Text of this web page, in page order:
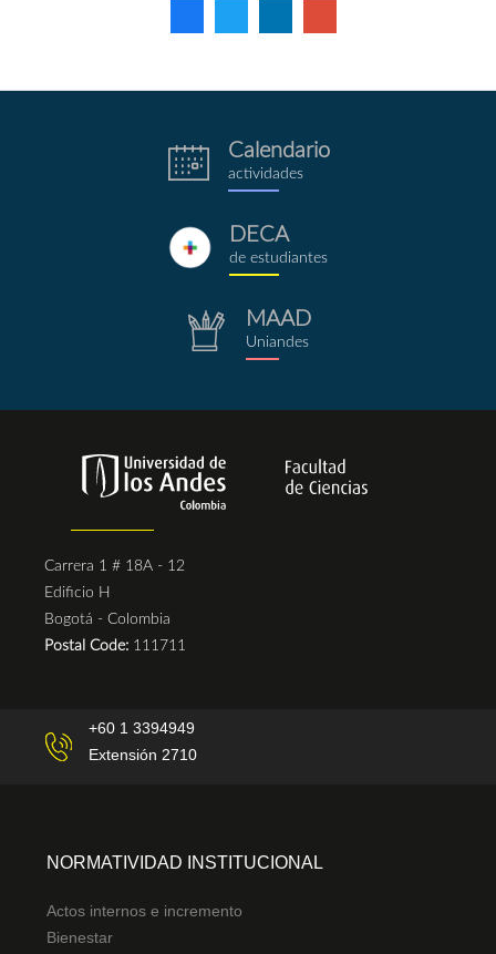
eventos.png
Calendario
actividades
deca.png
DECA
de estudiantes
repositorio.png
MAAD
Uniandes
Carrera 1 # 18A - 12
Edificio H
Bogotá - Colombia
Postal Code: 111711
+60 1 3394949
Extensión 2710
NORMATIVIDAD INSTITUCIONAL
Actos internos e incremento
Bienestar